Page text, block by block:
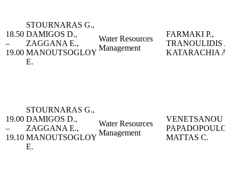
18.50
–
19.00
STOURNARAS G.,
DAMIGOS D.,
ZAGGANA E.,
MANOUTSOGLOY
E.
Water Resources
Management
FARMAKI P.,
TRANOULIDIS
KATARACHIA A.
19.00
–
19.10
STOURNARAS G.,
DAMIGOS D.,
ZAGGANA E.,
MANOUTSOGLOY
E.
Water Resources
Management
VENETSANOU
MATTAS C.